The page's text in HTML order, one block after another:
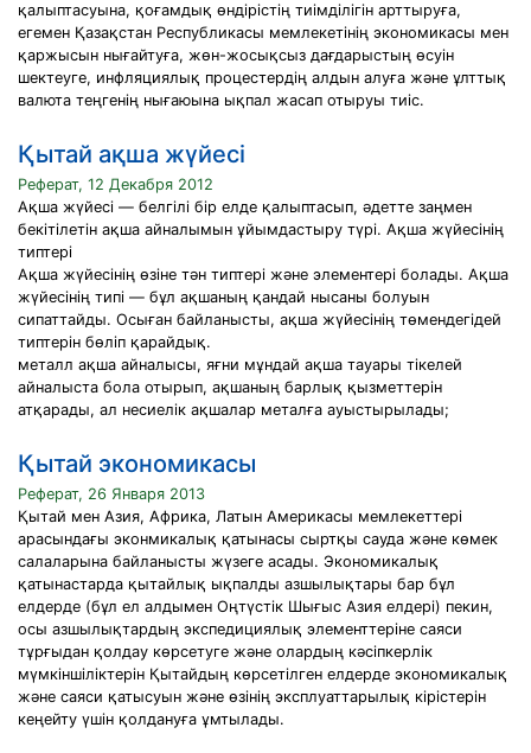
қалыптасуына, қоғамдық өндірістің тиімділігін арттыруға,
егемен Қазақстан Республикасы мемлекетінің экономикасы мен
қаржысын нығайтуға, жөн-жосықсыз дағдарыстың өсуін
шектеуге, инфляциялық процестердің алдын алуға және ұлттық
валюта теңгенің нығаюына ықпал жасап отыруы тиіс.
Қытай ақша жүйесі
Реферат, 12 Декабря 2012
Ақша жүйесі — белгілі бір елде қалыптасып, әдетте заңмен
бекітілетін ақша айналымын ұйымдастыру түрі. Ақша жүйесінің
типтері
Ақша жүйесінің өзіне тән типтері және элементері болады. Ақша
жүйесінің типі — бұл ақшаның қандай нысаны болуын
сипаттайды. Осыған байланысты, ақша жүйесінің төмендегідей
типтерін бөліп қарайдық.
металл ақша айналысы, яғни мұндай ақша тауары тікелей
айналыста бола отырып, ақшаның барлық қызметтерін
атқарады, ал несиелік ақшалар металға ауыстырылады;
Қытай экономикасы
Реферат, 26 Января 2013
Қытай мен Азия, Африка, Латын Америкасы мемлекеттері
арасындағы эконмикалық қатынасы сыртқы сауда және көмек
салаларына байланысты жүзеге асады. Экономикалық
қатынастарда қытайлық ықпалды азшылықтары бар бұл
елдерде (бұл ел алдымен Оңтүстік Шығыс Азия елдері) пекин,
осы азшылықтардың экспедициялық элементтеріне саяси
тұрғыдан қолдау көрсетуге және олардың кәсіпкерлік
мүмкіншіліктерін Қытайдың көрсетілген елдерде экономикалық
және саяси қатысуын және өзінің эксплуаттарылық кірістерін
кеңейту үшін қолдануға ұмтылады.